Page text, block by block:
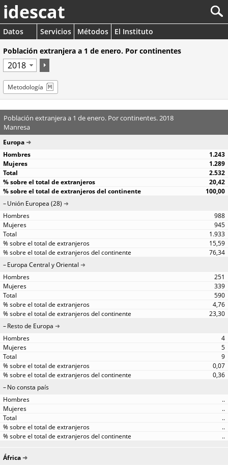
idescat
Datos Servicios Métodos
El Instituto
Población extranjera a 1 de enero. Por continentes
Metodología
Población extranjera a 1 de enero. Por continentes. 2018
Manresa
Europa
1.243
1.289
2.532
20,42
100,00
Unión Europea (28)
988
945
1.933
15,59
76,34
Europa Central y Oriental
251
339
590
4,76
23,30
Resto de Europa
4
5
9
0,07
0,36
No consta país
..
..
..
..
..
África